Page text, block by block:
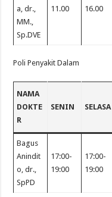
a, dr.,
MM.,
Sp.DVE
11.00
16.00
Poli Penyakit Dalam
NAMA
DOKTE
R
SENIN SELASA
Bagus
Anindit
o, dr.,
SpPD
17:00-
19:00
17:00-
19:00